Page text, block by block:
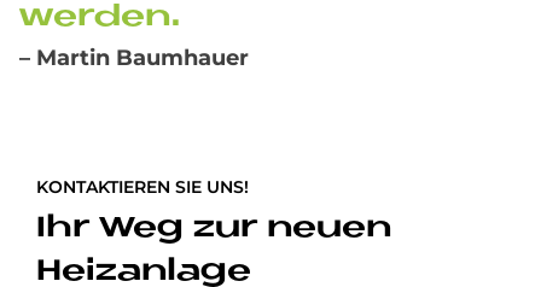
wer­den.
– Martin Baumhauer
KONTAKTIEREN SIE UNS!
Ihr Weg zur neuen
Heizanlage